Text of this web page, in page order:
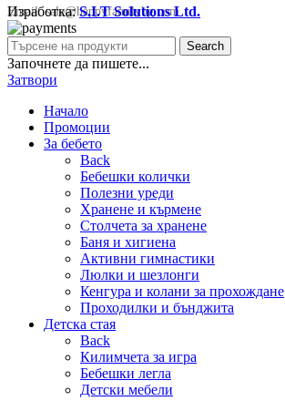
Email:sale@happyfamilybg.com
Изработка:S.I.T Solutions Ltd.
Search
Започнете да пишете...
Затвори
Начало
Промоции
За бебето
Back
Бебешки колички
Полезни уреди
Хранене и кърмене
Столчета за хранене
Баня и хигиена
Активни гимнастики
Люлки и шезлонги
Кенгура и колани за прохождане
Проходилки и бънджита
Детска стая
Back
Килимчета за игра
Бебешки легла
Детски мебели